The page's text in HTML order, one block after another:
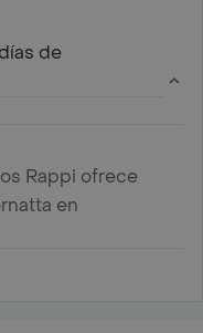
de
Rappi ofrece
en